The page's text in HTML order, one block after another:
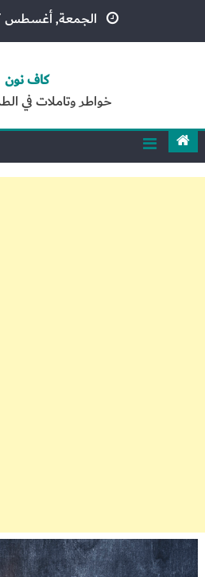
الجمعة, أغسطس 07, 2026
كاف نون
خواطر وتاملات في